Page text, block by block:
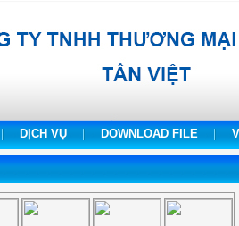
DỊCH VỤ DOWNLOAD FILE